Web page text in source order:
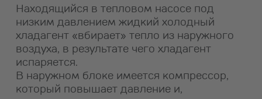
Находящийся в тепловом насосе под
низким давлением жидкий холодный
хладагент «вбирает» тепло из наружного
воздуха, в результате чего хладагент
испаряется.
В наружном блоке имеется компрессор,
который повышает давление и,